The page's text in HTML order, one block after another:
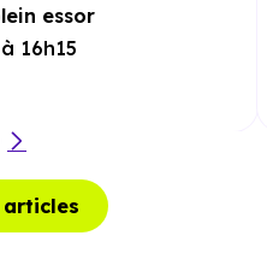
essor
16h15
articles